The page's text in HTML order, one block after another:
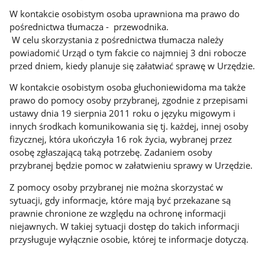
W kontakcie osobistym osoba uprawniona ma prawo do
pośrednictwa tłumacza - przewodnika.
W celu skorzystania z pośrednictwa tłumacza należy
powiadomić Urząd o tym fakcie co najmniej 3 dni robocze
przed dniem, kiedy planuje się załatwiać sprawę w Urzędzie.
W kontakcie osobistym osoba głuchoniewidoma ma także
prawo do pomocy osoby przybranej, zgodnie z przepisami
ustawy dnia 19 sierpnia 2011 roku o języku migowym i
innych środkach komunikowania się tj. każdej, innej osoby
fizycznej, która ukończyła 16 rok życia, wybranej przez
osobę zgłaszającą taką potrzebę. Zadaniem osoby
przybranej będzie pomoc w załatwieniu sprawy w Urzędzie.
Z pomocy osoby przybranej nie można skorzystać w
sytuacji, gdy informacje, które mają być przekazane są
prawnie chronione ze względu na ochronę informacji
niejawnych. W takiej sytuacji dostęp do takich informacji
przysługuje wyłącznie osobie, której te informacje dotyczą.